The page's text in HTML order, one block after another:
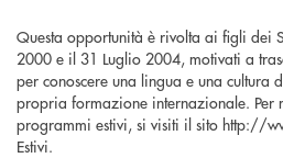
Questa opportunità è rivolta ai figli dei
2000 e il 31 Luglio 2004, motivati a
per conoscere una lingua e una cultura
propria formazione internazionale.
programmi estivi, si visiti il sito http://
Estivi.